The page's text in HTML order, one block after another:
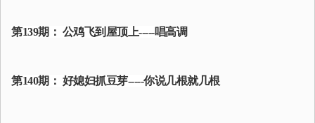
第139期： 公鸡飞到屋顶上-----唱高调
第140期： 好媳妇抓豆芽-----你说几根就几根